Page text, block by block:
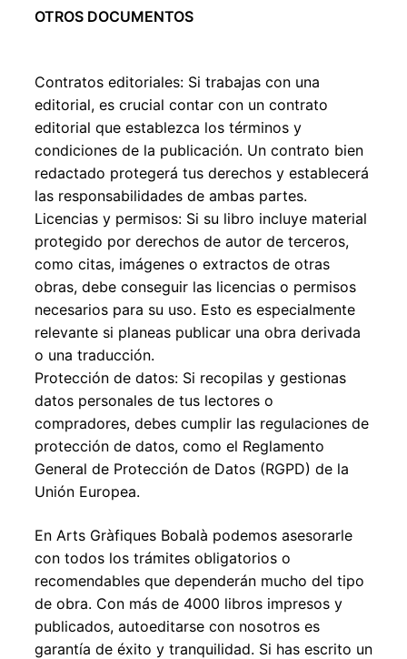
OTROS DOCUMENTOS
Contratos editoriales: Si trabajas con una
editorial, es crucial contar con un contrato
editorial que establezca los términos y
condiciones de la publicación. Un contrato bien
redactado protegerá tus derechos y establecerá
las responsabilidades de ambas partes.
Licencias y permisos: Si su libro incluye material
protegido por derechos de autor de terceros,
como citas, imágenes o extractos de otras
obras, debe conseguir las licencias o permisos
necesarios para su uso. Esto es especialmente
relevante si planeas publicar una obra derivada
o una traducción.
Protección de datos: Si recopilas y gestionas
datos personales de tus lectores o
compradores, debes cumplir las regulaciones de
protección de datos, como el Reglamento
General de Protección de Datos (RGPD) de la
Unión Europea.
En Arts Gràfiques Bobalà podemos asesorarle
con todos los trámites obligatorios o
recomendables que dependerán mucho del tipo
de obra. Con más de 4000 libros impresos y
publicados, autoeditarse con nosotros es
garantía de éxito y tranquilidad. Si has escrito un